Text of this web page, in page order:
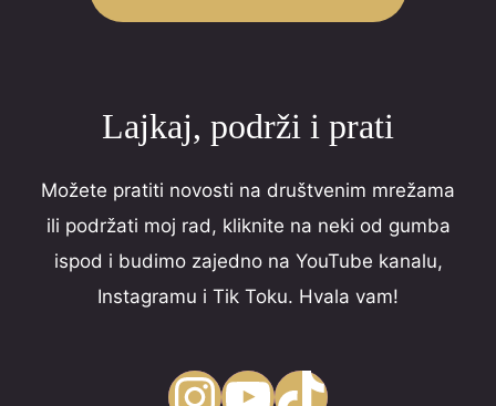
Lajkaj, podrži i prati
Možete pratiti novosti na društvenim mrežama
ili podržati moj rad, kliknite na neki od gumba
ispod i budimo zajedno na YouTube kanalu,
Instagramu i Tik Toku. Hvala vam!